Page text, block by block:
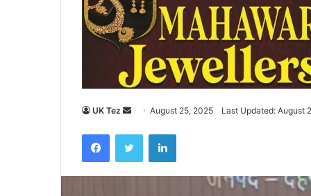
UK Tez
n
d
a
August 25, 2025 Last Updated: August